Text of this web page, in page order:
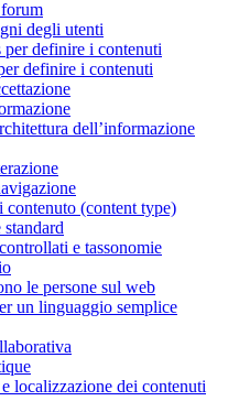
degli utenti
per definire i contenuti
definire i contenuti
dell’informazione
(content type)
e tassonomie
le persone sul web
un linguaggio semplice
localizzazione dei contenuti